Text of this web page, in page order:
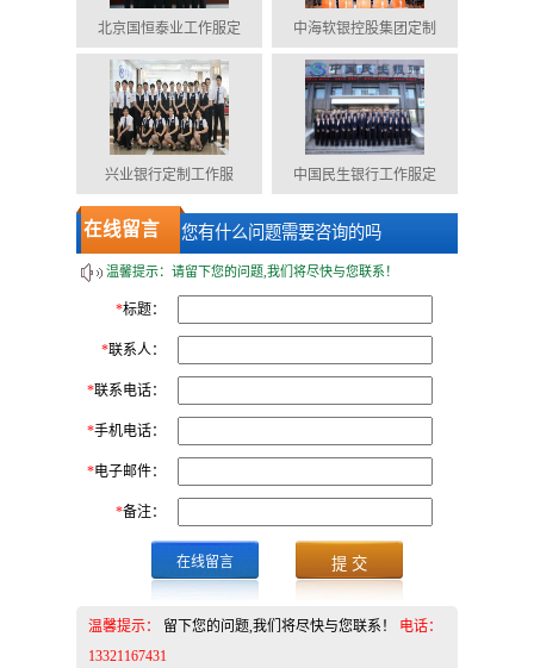
北京国恒泰业工作服定 中海软银控股集团定制
兴业银行定制工作服 中国民生银行工作服定
在线留言 您有什么问题需要咨询的吗
温馨提示：请留下您的问题,我们将尽快与您联系！
*标题：
*联系人：
*联系电话：
*手机电话：
*电子邮件：
*备注：
在线留言
温馨提示： 留下您的问题,我们将尽快与您联系！
电话：
13321167431